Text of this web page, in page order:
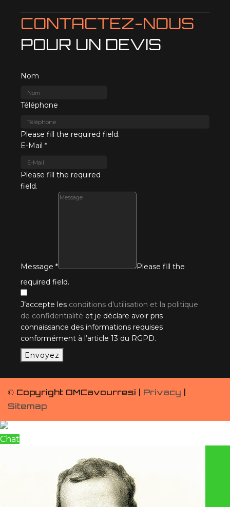
CONTACTEZ-NOUS
POUR UN DEVIS
Nom
Téléphone
Please fill the required field.
E-Mail *
Please fill the required
field.
Message *
Please fill the
required field.
J’accepte les conditions d’utilisation et la politique
de confidentialité et je déclare avoir pris
connaissance des informations requises
conformément à l’article 13 du RGPD.
Envoyez
© Copyright OMCavourresi | Privacy
Sitemap
Chat